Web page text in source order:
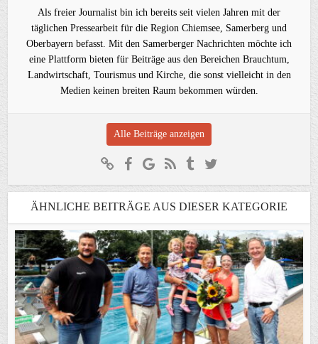
Als freier Journalist bin ich bereits seit vielen Jahren mit der
täglichen Pressearbeit für die Region Chiemsee, Samerberg und
Oberbayern befasst. Mit den Samerberger Nachrichten möchte ich
eine Plattform bieten für Beiträge aus den Bereichen Brauchtum,
Landwirtschaft, Tourismus und Kirche, die sonst vielleicht in den
Medien keinen breiten Raum bekommen würden.
Alle Beiträge anzeigen
ÄHNLICHE BEITRÄGE AUS DIESER KATEGORIE